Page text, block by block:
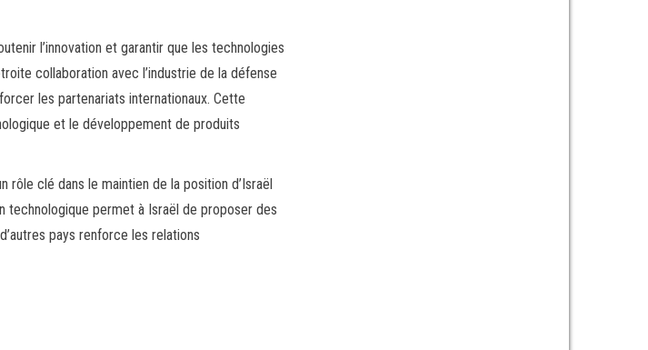
l’innovation et garantir que les technologies
collaboration avec l’industrie de la défense
les partenariats internationaux. Cette
et le développement de produits
rôle clé dans le maintien de la position d’Israël
technologique permet à Israël de proposer des
pays renforce les relations